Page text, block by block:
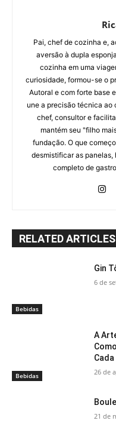
Pai, chef de cozinha e,
aversão à dupla
cozinha em uma
curiosidade, formou-se o
Autoral e com forte base
une a precisão técnica ao
chef, consultor e
mantém seu "filho
fundação. O que
desmistificar as panelas,
completo de
RELATED ARTICLES
Bebidas
Gin
6 de
Bebidas
A
26 de
21 de